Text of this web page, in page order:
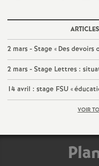
2 mars - Stage « Des devoirs
2 mars - Stage Lettres :
14 avril : stage FSU «
VOIR